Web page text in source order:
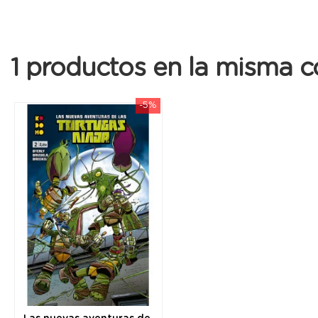
1 productos en la misma
-5%